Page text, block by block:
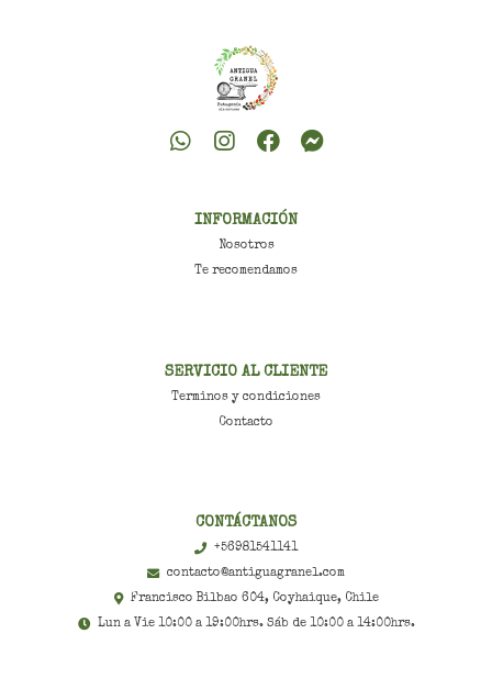
INFORMACIÓN
Nosotros
Te recomendamos
SERVICIO AL CLIENTE
Terminos y condiciones
Contacto
CONTÁCTANOS
+56981541141
contacto@antiguagranel.com
Francisco Bilbao 604, Coyhaique, Chile
Lun a Vie 10:00 a 19:00hrs. Sáb de 10:00 a 14:00hrs.